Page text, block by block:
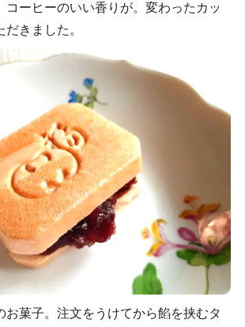
コーヒーのいい香りが。変わったカッ
きました。
お菓子。注文をうけてから餡を挟むタ